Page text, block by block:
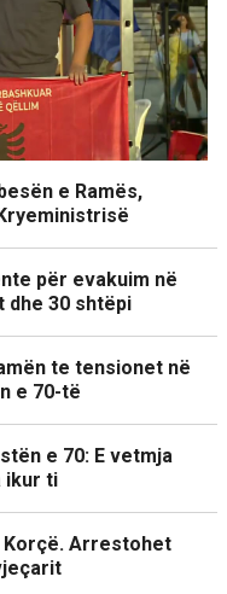
e Ramës,
për evakuim në
dhe 30 shtëpi
te tensionet në
e 70-të
e 70: E vetmja
ikur ti
Korçë. Arrestohet